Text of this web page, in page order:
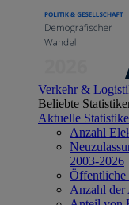
Verkehr &
Beliebte
Aktuelle
Anzahl
2003-2026
Öffentliche
Anzahl der